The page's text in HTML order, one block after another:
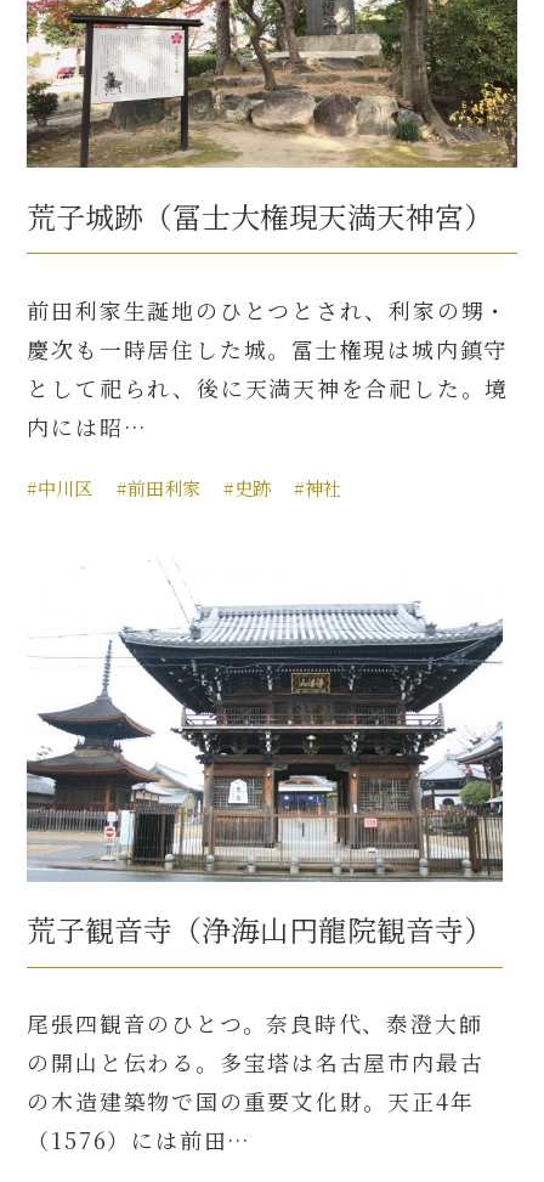
荒子城跡（冨士大権現天満天神宮）
前田利家生誕地のひとつとされ、利家の甥・
慶次も一時居住した城。冨士権現は城内鎮守
として祀られ、後に天満天神を合祀した。境
内には昭…
#中川区 #前田利家 #史跡 #神社
荒子観音寺（浄海山円龍院観音寺）
尾張四観音のひとつ。奈良時代、泰澄大師
の開山と伝わる。多宝塔は名古屋市内最古
の木造建築物で国の重要文化財。天正4年
（1576）には前田…